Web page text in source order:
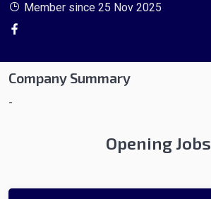
Member since 25 Nov 2025
Company Summary
-
Opening Jobs